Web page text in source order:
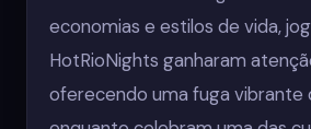
economias e estilos de vida,
HotRioNights ganharam
oferecendo uma fuga vibrante